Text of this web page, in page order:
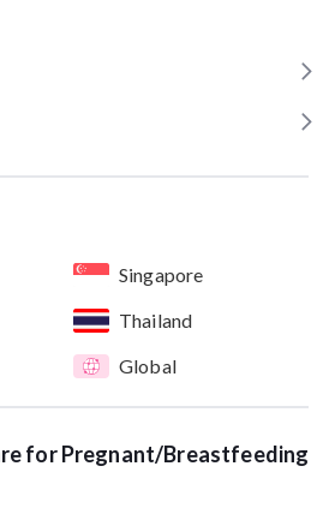
Singapore
Thailand
Global
for Pregnant/Breastfeeding